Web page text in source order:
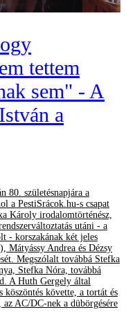
tettem
sem" - A
a
80. születésnapjára a
a PestiSrácok.hu-s csapat
Károly irodalomtörténész,
utáni - a
- korszakának két jeles
Mátyássy Andrea és Dézsy
Megszólalt továbbá Stefka
Stefka Nóra, továbbá
A Huth Gergely által
követte, a tortát és
az AC/DC-nek a dübörgésére